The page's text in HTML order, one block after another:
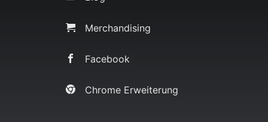
Merchandising
Facebook
Chrome Erweiterung